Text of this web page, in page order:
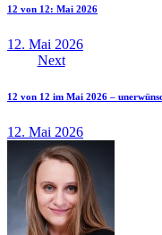
12 von 12: Mai 2026
12. Mai 2026
Next
12 von 12 im Mai 2026 –
12. Mai 2026